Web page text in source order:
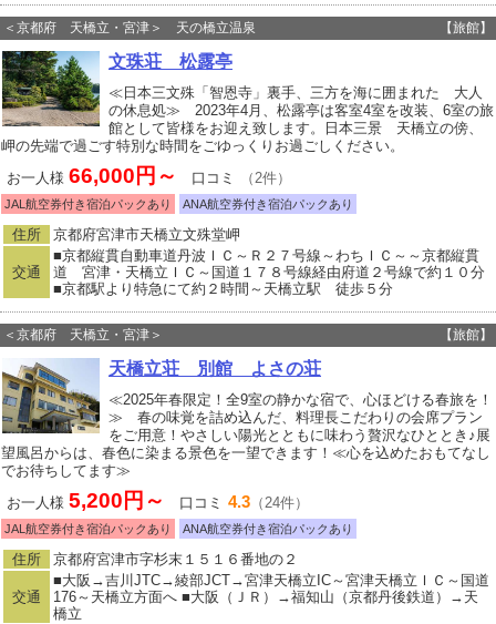
＜京都府 天橋立・宮津＞ 天の橋立温泉 【旅館】
文珠荘 松露亭
≪日本三文殊「智恩寺」裏手、三方を海に囲まれた 大人
の休息処≫ 2023年4月、松露亭は客室4室を改装、6室の旅
館として皆様をお迎え致します。日本三景 天橋立の傍、
岬の先端で過ごす特別な時間をごゆっくりお過ごしください。
お一人様 66,000円～ 口コミ （2件）
JAL航空券付き宿泊パックあり ANA航空券付き宿泊パックあり
住所 京都府宮津市天橋立文殊堂岬
交通
■京都縦貫自動車道丹波ＩＣ～Ｒ２７号線～わちＩＣ～～京都縦貫
道 宮津・天橋立ＩＣ～国道１７８号線経由府道２号線で約１０分
■京都駅より特急にて約２時間～天橋立駅 徒歩５分
＜京都府 天橋立・宮津＞ 【旅館】
天橋立荘 別館 よさの荘
≪2025年春限定！全9室の静かな宿で、心ほどける春旅を！
≫ 春の味覚を詰め込んだ、料理長こだわりの会席プラン
をご用意！やさしい陽光とともに味わう贅沢なひととき♪展
望風呂からは、春色に染まる景色を一望できます！≪心を込めたおもてなし
でお待ちしてます≫
お一人様 5,200円～ 口コミ 4.3 （24件）
JAL航空券付き宿泊パックあり ANA航空券付き宿泊パックあり
住所 京都府宮津市字杉末１５１６番地の２
交通
■大阪→吉川JTC→綾部JCT→宮津天橋立IC～宮津天橋立ＩＣ～国道
176～天橋立方面へ ■大阪（ＪＲ）→福知山（京都丹後鉄道）→天
橋立